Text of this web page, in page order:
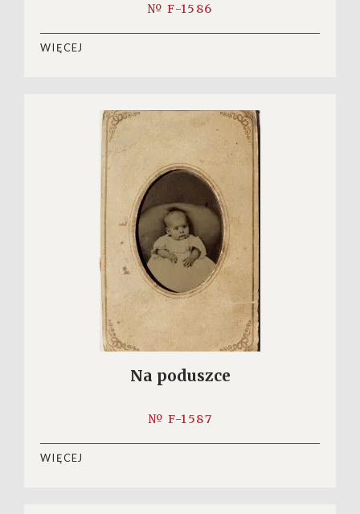
№ F-1586
WIĘCEJ
Na poduszce
№ F-1587
WIĘCEJ